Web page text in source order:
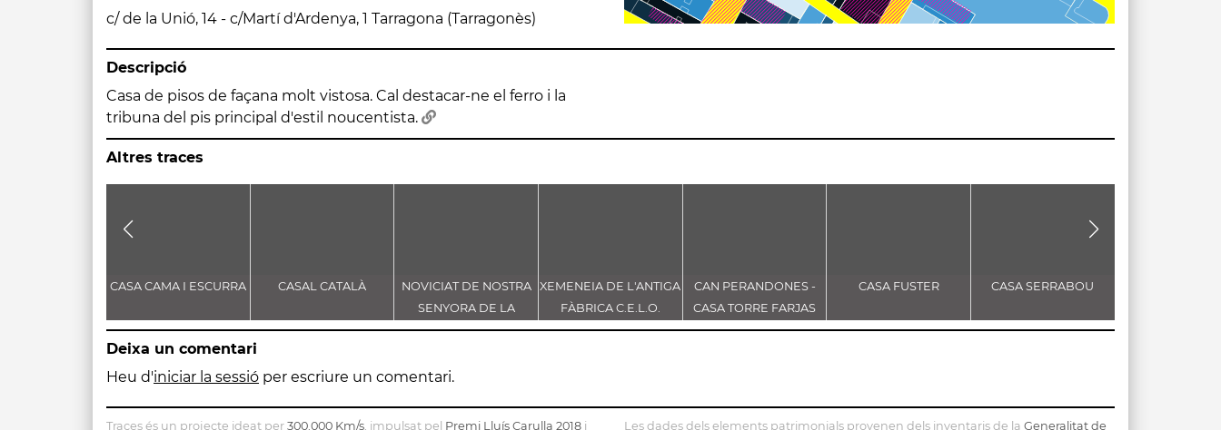
c/ de la Unió, 14 - c/Martí d'Ardenya, 1 Tarragona (Tarragonès)
Descripció
Casa de pisos de façana molt vistosa. Cal destacar-ne el ferro i la
tribuna del pis principal d'estil noucentista.
Altres traces
CASA CAMA I ESCURRA CASAL CATALÀ
NOVICIAT DE NOSTRA
SENYORA DE LA
CONSOLACIÓ
XEMENEIA DE L'ANTIGA
FÀBRICA C.E.L.O.
CAN PERANDONES -
CASA TORRE FARJAS
CASA FUSTER CASA SERRABOU
Deixa un comentari
Heu d'iniciar la sessió per escriure un comentari.
Traces és un projecte ideat per 300.000 Km/s, impulsat pel Premi Lluís Carulla 2018 i Les dades dels elements patrimonials provenen dels inventaris de la Generalitat de